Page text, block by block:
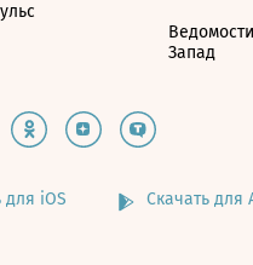
Запад
для iOS Скачать для